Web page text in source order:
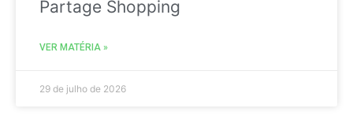
Partage Shopping
VER MATÉRIA »
29 de julho de 2026